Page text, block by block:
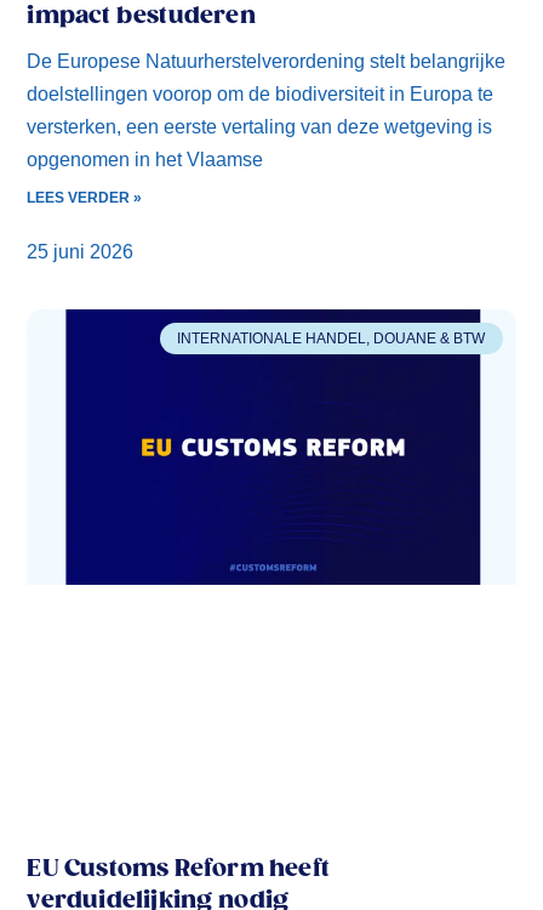
impact bestuderen
De Europese Natuurherstelverordening stelt belangrijke
doelstellingen voorop om de biodiversiteit in Europa te
versterken, een eerste vertaling van deze wetgeving is
opgenomen in het Vlaamse
LEES VERDER »
25 juni 2026
INTERNATIONALE HANDEL, DOUANE & BTW
EU Customs Reform heeft
verduidelijking nodig